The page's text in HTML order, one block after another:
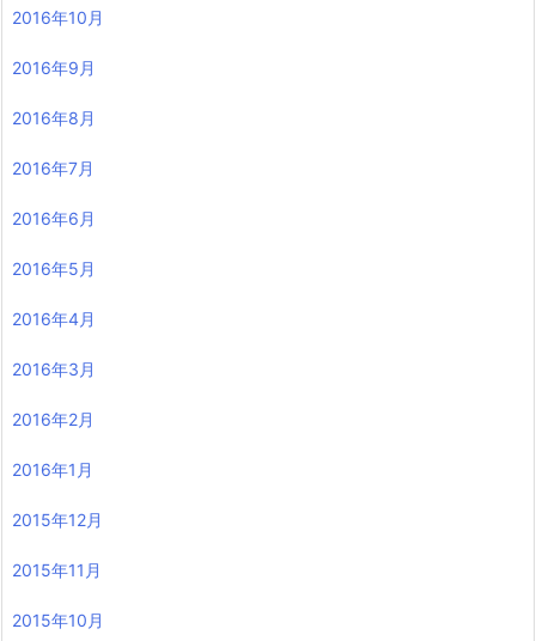
2016年10月
2016年9月
2016年8月
2016年7月
2016年6月
2016年5月
2016年4月
2016年3月
2016年2月
2016年1月
2015年12月
2015年11月
2015年10月